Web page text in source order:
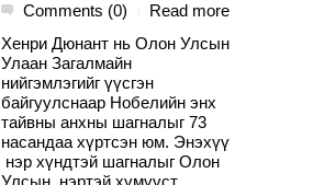
Comments (0)
Read more
Хенри Дюнант нь Олон Улсын
Улаан Загалмайн
нийгэмлэгийг үүсгэн
байгуулснаар Нобелийн энх
тайвны анхны шагналыг 73
насандаа хүртсэн юм. Энэхүү
нэр хүндтэй шагналыг Олон